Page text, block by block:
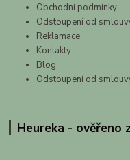
Obchodní podmínky
Odstoupení od
Reklamace
Kontakty
Blog
Odstoupení od
Heureka - ověřeno